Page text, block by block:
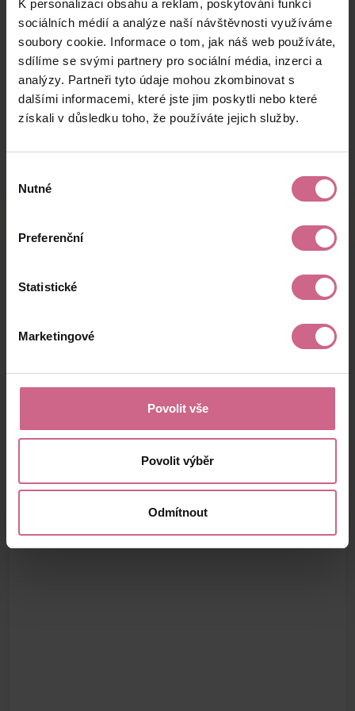
K personalizaci obsahu a reklam, poskytování funkcí
sociálních médií a analýze naší návštěvnosti využíváme
soubory cookie. Informace o tom, jak náš web používáte,
sdílíme se svými partnery pro sociální média, inzerci a
analýzy. Partneři tyto údaje mohou zkombinovat s
dalšími informacemi, které jste jim poskytli nebo které
získali v důsledku toho, že používáte jejich služby.
souhlasu
Nutné
Preferenční
Statistické
Marketingové
Povolit vše
Povolit výběr
Odmítnout
R****
N****
3. 11. 2024
20:45:56
M****
Z****
5 000 Kč
3. 11. 2024
20:20:26
14 800 Kč
J****
L****
200 Kč
3. 11. 2024
19:50:27
592 Kč
keyboard_arrow_left keyboard_arrow_right